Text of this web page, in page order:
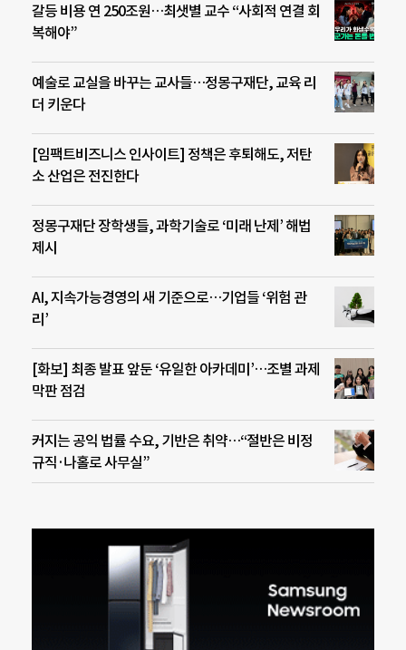
갈등 비용 연 250조원…최샛별 교수 “사회적 연결 회
복해야”
예술로 교실을 바꾸는 교사들…정몽구재단, 교육 리
더 키운다
[임팩트비즈니스 인사이트] 정책은 후퇴해도, 저탄
소 산업은 전진한다
정몽구재단 장학생들, 과학기술로 ‘미래 난제’ 해법
제시
AI, 지속가능경영의 새 기준으로…기업들 ‘위험 관
리’
[화보] 최종 발표 앞둔 ‘유일한 아카데미’…조별 과제
막판 점검
커지는 공익 법률 수요, 기반은 취약…“절반은 비정
규직·나홀로 사무실”